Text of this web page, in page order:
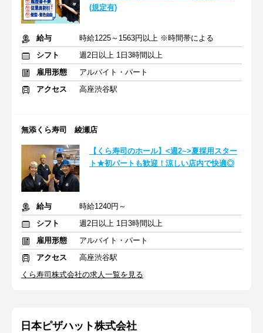
(規定有)
給与
時給1225～1563円以上 ※時間帯による
シフト
週2日以上 1日3時間以上
雇用形態
アルバイト・パート
アクセス
高座渋谷駅
無添くら寿司 綾瀬店
【くら寿司のホール】<週2~>夏採用スター
ト★初パートも歓迎！涼しい店内で快適◎
給与
時給1240円～
シフト
週2日以上 1日3時間以上
雇用形態
アルバイト・パート
アクセス
高座渋谷駅
くら寿司株式会社の求人一覧を見る
日本ピザハット株式会社